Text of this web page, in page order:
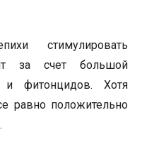
стимулировать
за счет большой
и фитонцидов. Хотя
равно положительно